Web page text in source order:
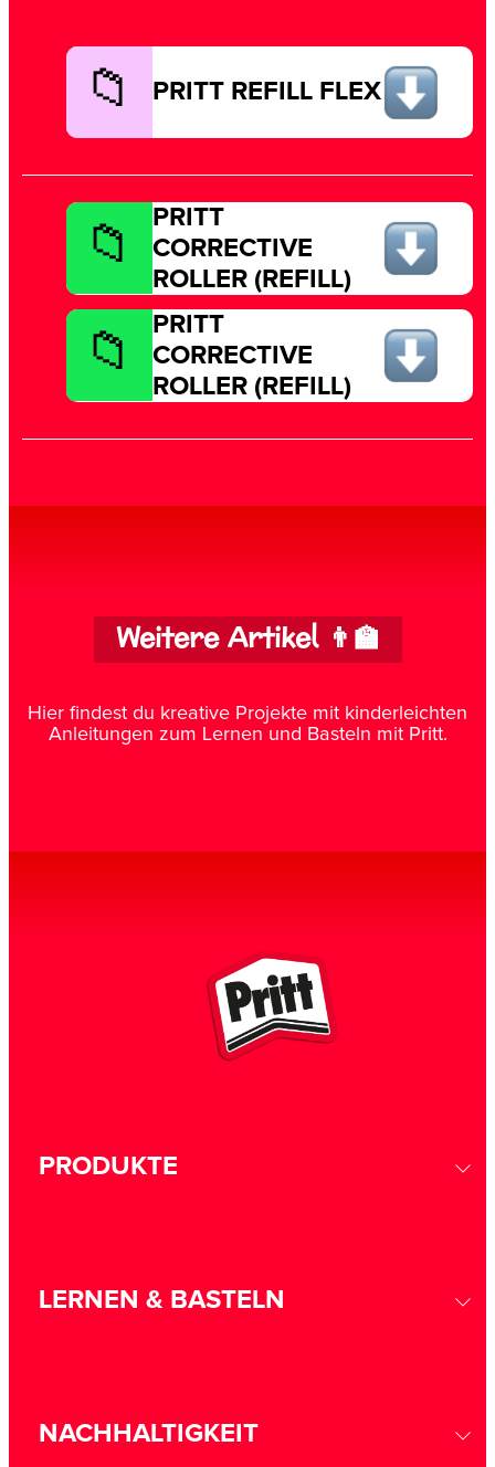
PRITT REFILL FLEX
PRITT
CORRECTIVE
ROLLER (REFILL)
PRITT
CORRECTIVE
ROLLER (REFILL)
Weitere Artikel 👨‍🏫
Hier findest du kreative Projekte mit kinderleichten
Anleitungen zum Lernen und Basteln mit Pritt.
PRODUKTE
LERNEN & BASTELN
NACHHALTIGKEIT